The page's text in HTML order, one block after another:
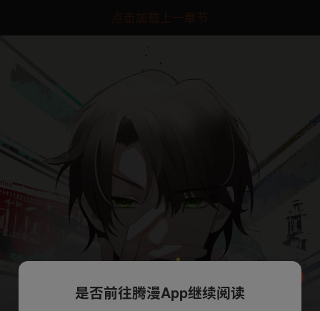
点击加载上一章节
是否前往腾漫App继续阅读